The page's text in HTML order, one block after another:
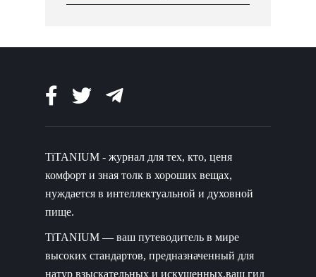
TiTANIUM - журнал для тех, кто, ценя
комфорт и зная толк в хороших вещах,
нуждается в интеллектуальной и духовной
пище.
TiTANIUM — ваш путеводитель в мире
высоких стандартов, предназначенный для
натур взыскательных и искушенных.ваш гид